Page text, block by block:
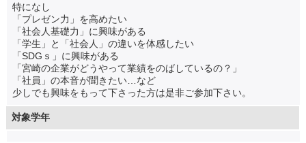
特になし
「プレゼン力」を高めたい
「社会人基礎力」に興味がある
「学生」と「社会人」の違いを体感したい
「SDGｓ」に興味がある
「宮崎の企業がどうやって業績をのばしているの？」
「社員」の本音が聞きたい…など
少しでも興味をもって下さった方は是非ご参加下さい。
対象学年